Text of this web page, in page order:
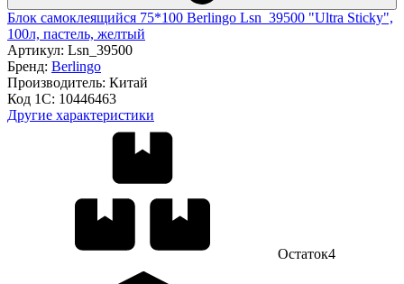
Блок самоклеящийся 75*100 Berlingo Lsn_39500 "Ultra Sticky",
100л, пастель, желтый
Артикул: Lsn_39500
Бренд: Berlingo
Производитель: Китай
Код 1С: 10446463
Другие характеристики
Остаток4